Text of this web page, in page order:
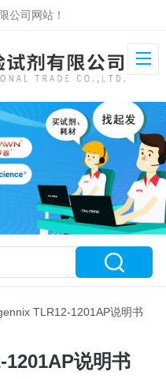
公司网站！
TLR12-1201AP​说明书
说明书